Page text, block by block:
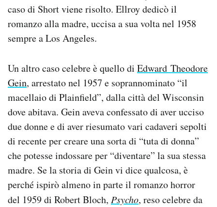
caso di Short viene risolto. Ellroy dedicò il
romanzo alla madre, uccisa a sua volta nel 1958
sempre a Los Angeles.
Un altro caso celebre è quello di Edward Theodore
Gein, arrestato nel 1957 e soprannominato “il
macellaio di Plainfield”, dalla città del Wisconsin
dove abitava. Gein aveva confessato di aver ucciso
due donne e di aver riesumato vari cadaveri sepolti
di recente per creare una sorta di “tuta di donna”
che potesse indossare per “diventare” la sua stessa
madre. Se la storia di Gein vi dice qualcosa, è
perché ispirò almeno in parte il romanzo horror
del 1959 di Robert Bloch, Psycho, reso celebre da